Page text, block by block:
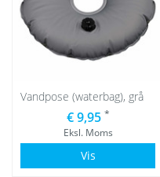
Vandpose (waterbag), grå
€ 9,95 *
Eksl. Moms
Vis